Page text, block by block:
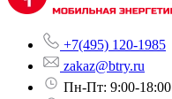
+7(495) 120-1985
zakaz@btry.ru
Пн-Пт: 9:00-18:00